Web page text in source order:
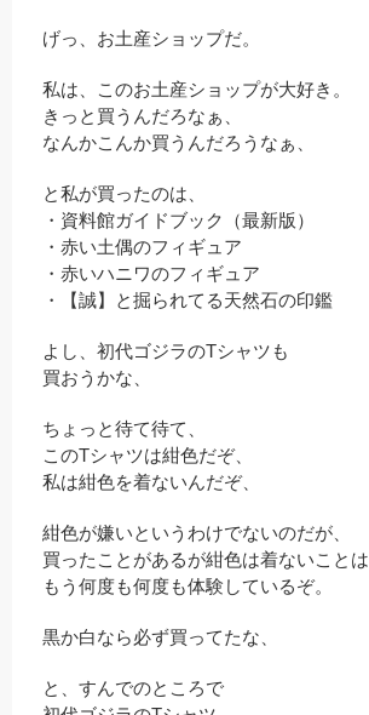
げっ、お土産ショップだ。
私は、このお土産ショップが大好き。
きっと買うんだろなぁ、
なんかこんか買うんだろうなぁ、
と私が買ったのは、
・資料館ガイドブック（最新版）
・赤い土偶のフィギュア
・赤いハニワのフィギュア
・【誠】と掘られてる天然石の印鑑
よし、初代ゴジラのTシャツも
買おうかな、
ちょっと待て待て、
このTシャツは紺色だぞ、
私は紺色を着ないんだぞ、
紺色が嫌いというわけでないのだが、
買ったことがあるが紺色は着ないことは
もう何度も何度も体験しているぞ。
黒か白なら必ず買ってたな、
と、すんでのところで